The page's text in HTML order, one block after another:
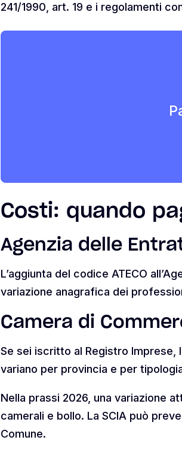
241/1990, art. 19 e i regolamenti
Costi: quando
Agenzia delle
L’aggiunta del codice ATECO
variazione anagrafica dei
Camera di
Se sei iscritto al Registro Imprese,
variano per provincia e per
Nella prassi 2026, una variazione
camerali e bollo. La SCIA può
Comune.